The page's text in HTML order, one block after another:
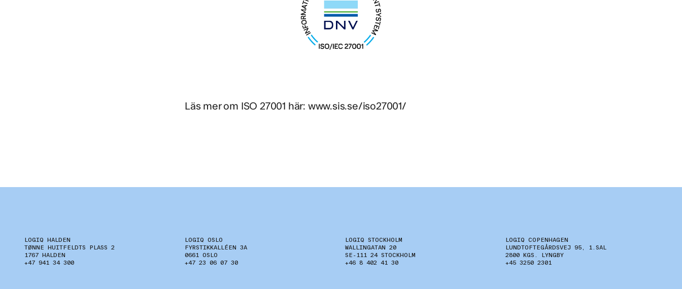
Läs mer om ISO 27001 här: www.sis.se/iso27001/
LOGIQ HALDEN
TØNNE HUITFELDTS PLASS 2
1767 HALDEN
+47 941 34 300
LOGIQ OSLO
FYRSTIKKALLÉEN 3A
0661 OSLO
+47 23 06 07 30
LOGIQ STOCKHOLM
WALLINGATAN 20
SE-111 24 STOCKHOLM
+46 8 402 41 30
LOGIQ COPENHAGEN
LUNDTOFTEGÅRDSVEJ 95, 1.SAL
2800 KGS. LYNGBY
+45 3250 2301